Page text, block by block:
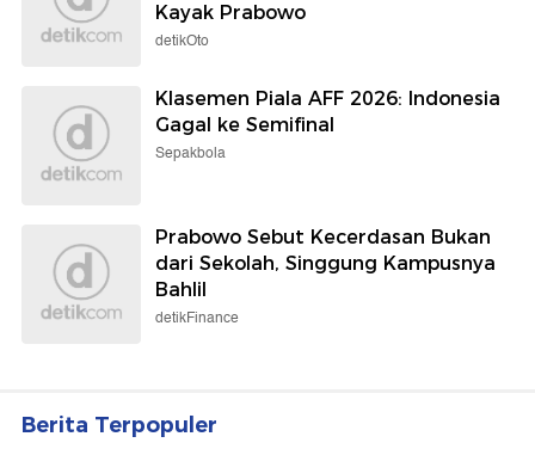
Kayak Prabowo
detikOto
Klasemen Piala AFF 2026: Indonesia
Gagal ke Semifinal
Sepakbola
Prabowo Sebut Kecerdasan Bukan
dari Sekolah, Singgung Kampusnya
Bahlil
detikFinance
Berita Terpopuler